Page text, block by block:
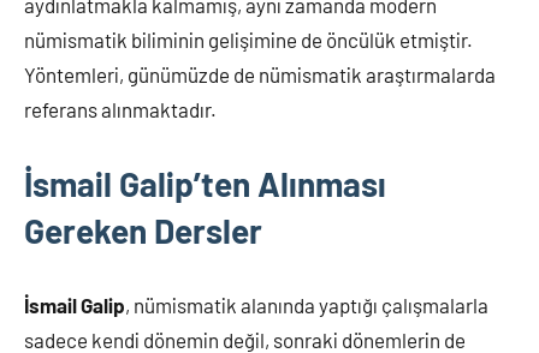
aydınlatmakla kalmamış, aynı zamanda modern
nümismatik biliminin gelişimine de öncülük etmiştir.
Yöntemleri, günümüzde de nümismatik araştırmalarda
referans alınmaktadır.
İsmail Galip’ten Alınması
Gereken Dersler
İsmail Galip, nümismatik alanında yaptığı çalışmalarla
sadece kendi dönemin değil, sonraki dönemlerin de